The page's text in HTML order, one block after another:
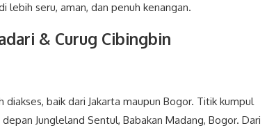
lebih seru, aman, dan penuh kenangan.
& Curug Cibingbin
baik dari Jakarta maupun Bogor. Titik kumpul
Jungleland Sentul, Babakan Madang, Bogor. Dari